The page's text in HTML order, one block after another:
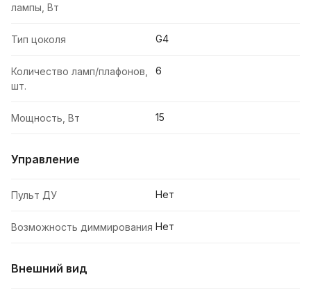
лампы, Вт
Тип цоколя G4
Количество ламп/плафонов,
шт.
6
Мощность, Вт 15
Управление
Пульт ДУ Нет
Возможность диммирования Нет
Внешний вид